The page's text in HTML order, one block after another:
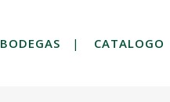
BODEGAS CATALOGO